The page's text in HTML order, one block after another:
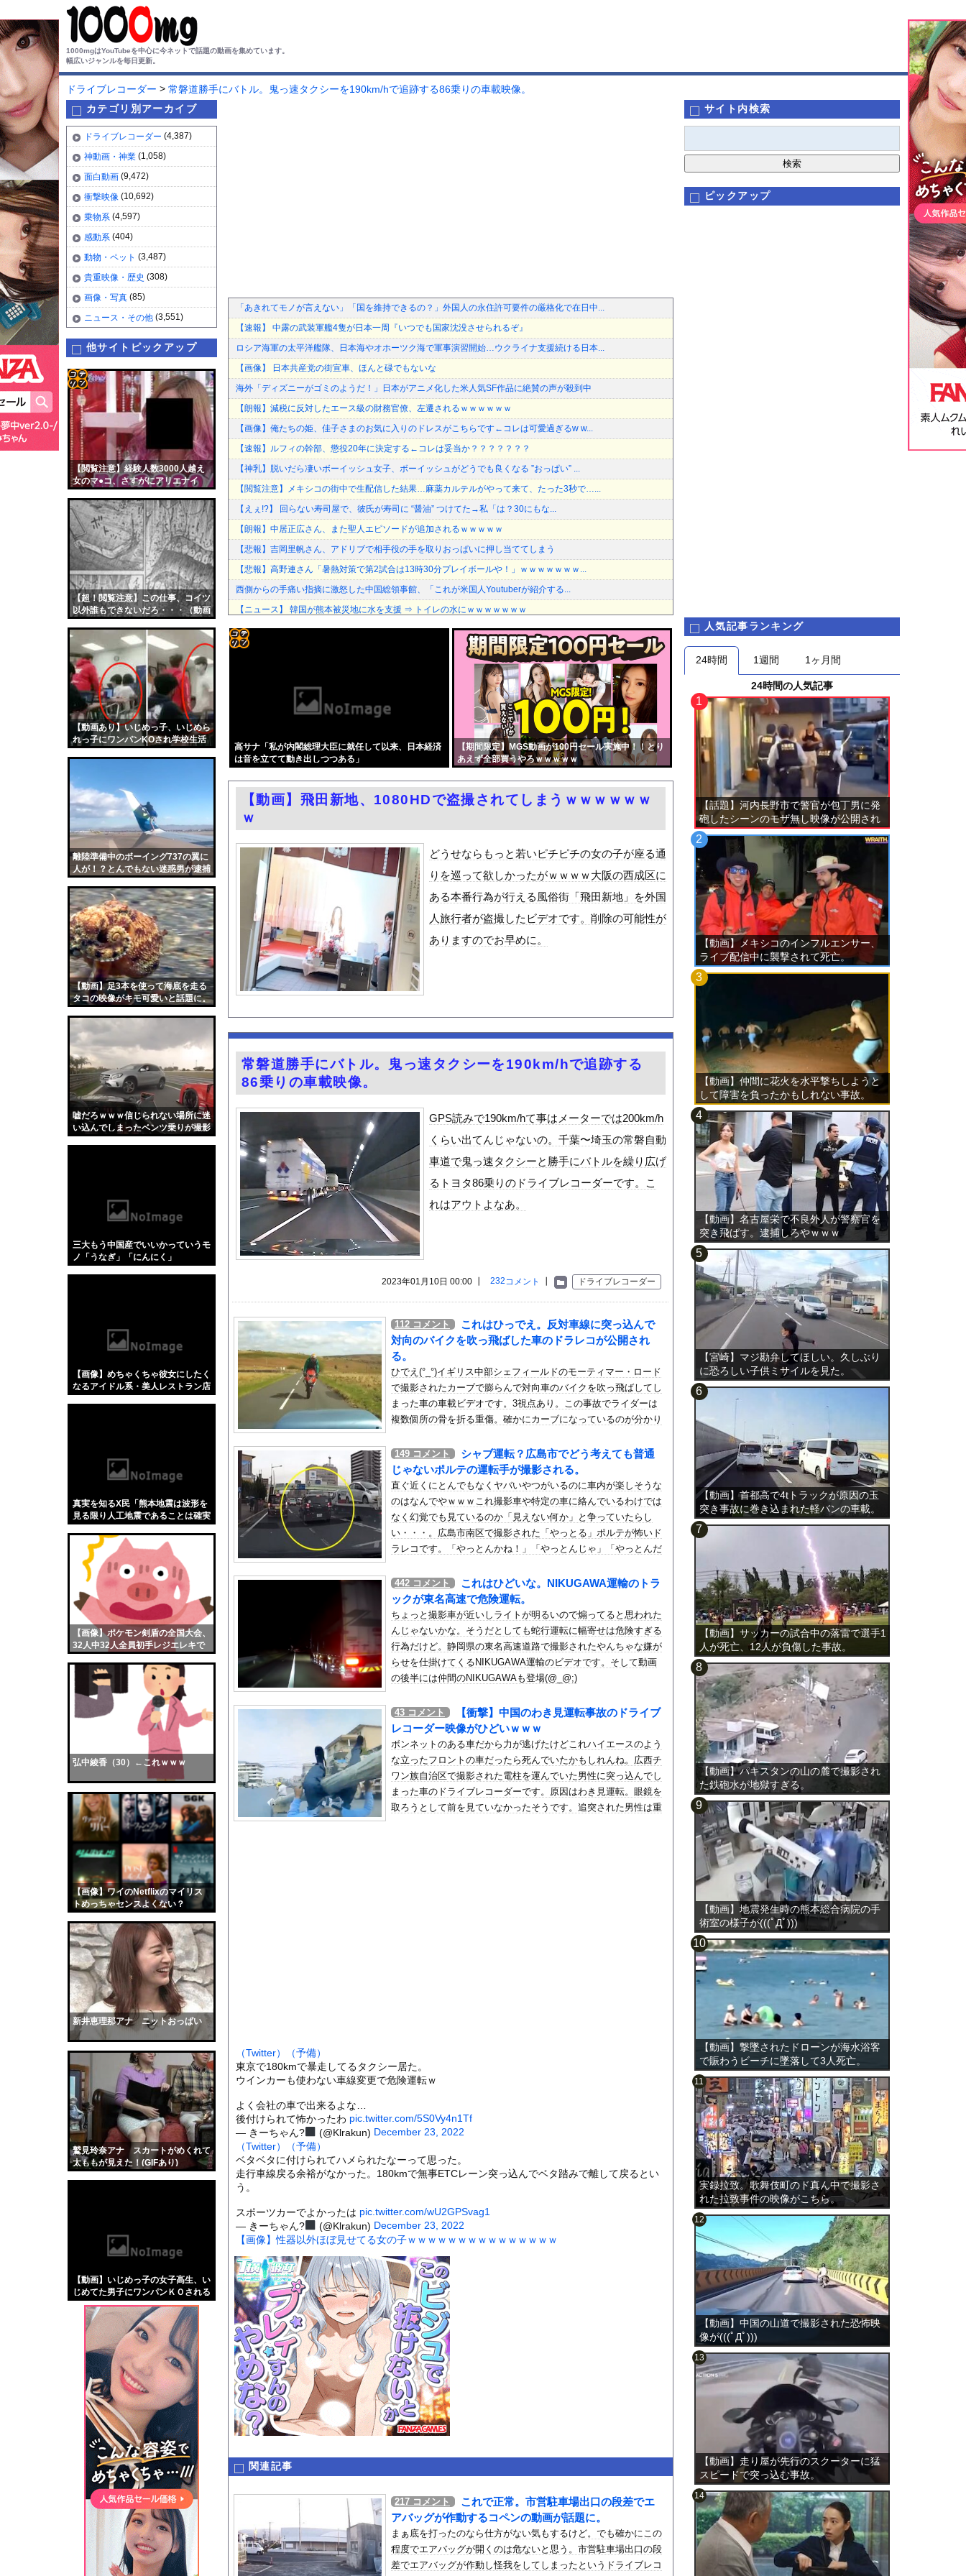
1000mgはYouTubeを中心に今ネットで話題の動画を集めています。
幅広いジャンルを毎日更新。
ドライブレコーダー > 常磐道勝手にバトル。鬼っ速タクシーを190km/hで追跡する86乗りの車載映像。
カテゴリ別アーカイブ
ドライブレコーダー (4,387)
神動画・神業 (1,058)
面白動画 (9,472)
衝撃映像 (10,692)
乗物系 (4,597)
感動系 (404)
動物・ペット (3,487)
貴重映像・歴史 (308)
画像・写真 (85)
ニュース・その他 (3,551)
他サイトピックアップ
【閲覧注意】経験人数3000人越え
女のマ●コ、さすがにアリエナイ
【超！閲覧注意】この仕事、コイツ
以外誰もできないだろ・・・（動画
【動画あり】いじめっ子、いじめら
れっ子にワンパンKOされ学校生活
離陸準備中のボーイング737の翼に
人が！？とんでもない迷惑男が逮捕
【動画】足3本を使って海底を走る
タコの映像がキモ可愛いと話題に。
嘘だろｗｗｗ信じられない場所に迷
い込んでしまったベンツ乗りが撮影
三大もう中国産でいいかっていうモ
ノ「うなぎ」「にんにく」
【画像】めちゃくちゃ彼女にしたく
なるアイドル系・美人レストラン店
真実を知るX民「熊本地震は波形を
見る限り人工地震であることは確実
【画像】ポケモン剣盾の全国大会、
32人中32人全員初手レジエレキで
弘中綾香（30）←これｗｗｗ
【画像】ワイのNetflixのマイリス
トめっちゃセンスよくない？
新井恵理那アナ ニットおっぱい
鷲見玲奈アナ スカートがめくれて
太ももが見えた！(GIFあり)
【動画】いじめっ子の女子高生、い
じめてた男子にワンパンＫＯされる
ｗｗｗｗｗｗ
コテ
リン
- 固
定リ
ンク
自動
更新
ツー
ル
「あきれてモノが言えない」「国を維持できるの？」外国人の永住許可要件の厳格化で在日中...
【速報】 中露の武装軍艦4隻が日本一周『いつでも国家沈没させられるぞ』
ロシア海軍の太平洋艦隊、日本海やオホーツク海で軍事演習開始…ウクライナ支援続ける日本...
【画像】 日本共産党の街宣車、ほんと碌でもないな
海外「ディズニーがゴミのようだ！」日本がアニメ化した米人気SF作品に絶賛の声が殺到中
【朗報】減税に反対したエース級の財務官僚、左遷されるｗｗｗｗｗｗ
【画像】俺たちの姫、佳子さまのお気に入りのドレスがこちらです←コレは可愛過ぎるw w...
【速報】ルフィの幹部、懲役20年に決定する←コレは妥当か？？？？？？？
【神乳】脱いだら凄いボーイッシュ女子、ボーイッシュがどうでも良くなる ”おっぱい” ...
【閲覧注意】メキシコの街中で生配信した結果…麻薬カルテルがやって来て、たった3秒で…...
【えぇ!?】 回らない寿司屋で、彼氏が寿司に “醤油” つけてた→私「は？30にもな...
【朗報】中居正広さん、また聖人エピソードが追加されるｗｗｗｗｗ
【悲報】吉岡里帆さん、アドリブで相手役の手を取りおっぱいに押し当ててしまう
【悲報】高野連さん「暑熱対策で第2試合は13時30分プレイボールや！」ｗｗｗｗｗｗｗ...
西側からの手痛い指摘に激怒した中国総領事館、「これが米国人Youtuberが紹介する...
【ニュース】 韓国が熊本被災地に水を支援 ⇒ トイレの水にｗｗｗｗｗｗｗ
【総務省人事】エース級の財務官僚・一松旬氏が“異例転出”へ 官邸幹部「協力的でなかっ...
似鳥沙也加、ヌード写真集がエロい！乳首おっぱい露出ショット、最高！
メキシコ最大級の麻薬カルテルのリーダーの情報提供で報奨金約39億円！
【朗報】ぐらんぶるのヒロイン、遂にデレるwwww
【大阪】マスコミ「警察官が発砲し“刃物男”死亡！」 → ネットで拡散された現場の無修...
【悲報】東京都民「助けて。通勤時間減らしたいのに都心の近くが最低10万払わないと住め...
【緊急】明日「銀だこ」がガチに過去最大レベルに混みそうwwwwwwwwwwwwwww...
職場の人妻と不倫をして、ついに、、、
エロ漫画『この気持ちの名前を教えて』をrawやhitomiを使わずに無料で読む方法│...
ちとせよしのさん(26)の限界突破のドスケベ尻 part2
実証実験都市「ウーブン・シティ」が一般の居住希望者の募集開始 すでにトヨタ関係者が居...
QRコード決済やタブレットなどを使いこなせない人も居るという話・・・
中国「台風接近！」台風13号「三峡直撃予測」中国「上流大洪水！（三峡上流」中国都市「...
韓国国会、サッカー前代表監督を追及「なぜ負けたのか」
日本旅行キャンセルすべきか…1万年ぶり史上最大級の火山の兆し＝韓国の反応
うちのネコが目の前にいた。私が上に物を投げるフリをする → 猫はこうなります…
左後輪がバースト…新東名でキャンピングカーが中央分離帯に衝突し横転
シャウエッセン公式、またこういうのでいい丼をポスト
堤礼実アナ ノースリーブ！！
【自動車保険】任意保険に加入しない層の考え方「金無きゃ払わなくてすむので入り損」
積水ハウス「地面師に55億円騙し取られた…」 ワイ「はえーかわいそう…会社滅茶苦茶や...
【速報】れいわ新選組、新たな党名は「いのちの党」 略称は「いのち」
【悲報】日産e-power、無給油で1980km走行しギネス記録を達成！！→スタート...
【悲報】上沼恵美子ブチギレ「簡単にそうめん作れ言うけど、そうめん作りて地獄なんよ」
FANZAで夏の動画50％OFFキャンペーン第4弾が始まったぞー！
『Re：ゼロから始める異世界生活』60話感想 氷上のバトル！レグルスの権能とは！
【画像】キス釣りするんや
【Xの車窓から】オービスかと思ったら野生の炊飯器で草 ほか
【ポロリ悲話】ネットで拡散してるおっぱいポロリ動画、何故か叩かれる・・・
【衝撃】「かわいい虫」ランキング、ついに発表される
高市首相の熊本視察動画にケチを付けたタレント、「正体バレバレよな」と黒電話の呼び方で...
【悲報】みいちゃんの作者さん、泣いてしまう???? （※画像あり）
外国人「2026年バロンドールは誰が受賞すべき?」エンバペ、今季無冠でも初受賞か!?...
【にじさんじ】 やしきず、スプラトゥーンレイダース本編そっちのけで極悪ミニゲームを極...
長男嫁が「お姉ちゃん助けて」と電話してきた。バカトメが、雪の中うちの息子に会いに来よ...
「住信SBI」が「ドコモの銀行」に変わってうんざりしてるやつｗｗｗｗｗｗｗ
【にじさんじ】8月18日(火)21:00から、レヴィ・エリファ3Dライブ「人間燦歌」...
【ホロライブ】シャインマスカットとかいう物体贈答品として優秀すぎるよな他
Anduril社が自律型ティルトローター攻撃ドローンのコンセプトで衝撃を与える！
【動画】走り屋が先行のスクーターに猛スピードで突っ込む事故。
【動画】両方馬鹿（笑）ミニストップでトラックと衝突したドラレコが（ノ∇`）
【悲報】米倉涼子さん、フライデーに不意討ちされてしまうｗｗｗｗｗ（画像あり）
欧州「日本だけ反則だろ…」 世界の『日本びいき』にヨーロッパ全土から不満の声
海外「新キャラもヤバいｗ」ヤニねこ第6話の海外反応
【乞食速報】メキシコ麻薬カルテルのリーダーの情報提供で39億円！お前ら急げ！
【画像】おまえらくんの机がこの女の子の椅子にされてたらｗｗｗ
【画像】この女優さん、可愛すぎる
【朗報】齋藤飛鳥、前屈みで完全に見えてる動画が拡散されてしまう…
海外「日本よ、お前がナンバーワンだ」 熊本地震直後の日本の対応のスピードに世界が衝撃
勇気を出して白人美女にチン凸したアジア人短小男
、爆笑されてしまうｗｗｗ
10年もの間浮気してた嫁。まさかと思い長男のDNA鑑定をするがいいな？と問うと、元嫁...
ウクライナ侵攻以降、ロシア軍兵士のHIV感染が2000％急増…ウクライナメディア！
【配信者】「金バエ」のSNS更新が1週間途絶え、様々な憶測が飛び交う。1週間ぶりの投...
【画像】女の子「危機管理フォーーーーム！！！」
赤ちゃんがハンモックで寝ていた。淡々と静かに作業中 → 無心な労働者の顔はこちらです...
ピューリッツァー賞学者が警告する「2050年、文明崩壊」のシナリオとは？核戦争でも疫...
全く泳げない人がウォータースライダーをやるとこうなる
【動画】サーフィンでチューブライディング、チューブの中からの映像が凄い
【黒歴史】こういう昔の大学ヤリサーの流出エロ動画（顔出し）が一番抜ける
韓国人「安貞桓が韓国代表に激怒！『惨憺たる結果、徹底的な刷新が必要だ』と監督や協会を...
ケンタッキーとか言う唐揚げ屋ｗｗｗｗｗ
【悲報】味噌ラーメンで行列、出来ない
【中国】男の子が爆竹に点火 マンホールが爆発しふた吹き飛ぶ
【画像】伊藤舞雪とかいうＡＶ女優ｗｗｗｗｗｗｗｗｗｗw
【緊急】肛門にスティックのり入れたけど出てこないの！！
お知らせ
【動画】高速道路を走行中の車からリアガラスが飛んでくる事故(ﾟoﾟ)
Powered by livedoor 相互RSS
このページは1000mgが管理しています。 RSS設定 更新順130件まで。それ以降の古いものは表
示されません。
高サナ「私が内閣総理大臣に就任して以来、日本経済
は音を立てて動き出しつつある」
【期間限定】MGS動画が100円セール実施中！！とり
あえず全部買うやろｗｗｗｗｗ
自動
更新
【動画】飛田新地、1080HDで盗撮されてしまうｗｗｗｗｗｗ
ｗ
どうせならもっと若いピチピチの女の子が座る通
りを巡って欲しかったがｗｗｗｗ大阪の西成区に
ある本番行為が行える風俗街「飛田新地」を外国
人旅行者が盗撮したビデオです。削除の可能性が
ありますのでお早めに。
常磐道勝手にバトル。鬼っ速タクシーを190km/hで追跡する
86乗りの車載映像。
GPS読みで190km/hて事はメーターでは200km/h
くらい出てんじゃないの。千葉〜埼玉の常磐自動
車道で鬼っ速タクシーと勝手にバトルを繰り広げ
るトヨタ86乗りのドライブレコーダーです。こ
れはアウトよなあ。
ドライブレコーダー
232コメント
2023年01月10日 00:00 ┃
112 コメント
これはひっでえ。反対車線に突っ込んで
対向のバイクを吹っ飛ばした車のドラレコが公開され
る。
ひでえ(°_°)イギリス中部シェフィールドのモーティマー・ロード
で撮影されたカーブで膨らんで対向車のバイクを吹っ飛ばしてし
まった車の車載ビデオです。3視点あり。この事故でライダーは
複数個所の骨を折る重傷。確かにカーブになっているのが分かり
ルの運転手は危険な運転をしていたとして1年4カ月間の投獄と3
年間の運転禁止が言い渡されたそうです。
149 コメント
シャブ運転？広島市でどう考えても普通
じゃないポルテの運転手が撮影される。
直ぐ近くにとんでもなくヤバいやつがいるのに車内が楽しそうな
のはなんでやｗｗｗこれ撮影車や特定の車に絡んでいるわけでは
なく幻覚でも見ているのか「見えない何か」と争っていたらし
い・・・。広島市南区で撮影された「やっとる」ポルテが怖いド
ラレコです。「やっとんかね！」「やっとんじゃ」「やっとんだ
どシャブが溢れているの？(´･_･`)
442 コメント
これはひどいな。NIKUGAWA運輸のトラ
ックが東名高速で危険運転。
ちょっと撮影車が近いしライトが明るいので煽ってると思われた
んじゃないかな。そうだとしても蛇行運転に幅寄せは危険すぎる
行為だけど。静岡県の東名高速道路で撮影されたやんちゃな嫌が
らせを仕掛けてくるNIKUGAWA運輸のビデオです。そして動画
の後半には仲間のNIKUGAWAも登場(@_@;)
43 コメント
【衝撃】中国のわき見運転事故のドライブ
レコーダー映像がひどいｗｗｗ
ボンネットのある車だから力が逃げたけどこれハイエースのよう
な立ったフロントの車だったら死んでいたかもしれんね。広西チ
ワン族自治区で撮影された電柱を運んでいた男性に突っ込んでし
まった車のドライブレコーダーです。原因はわき見運転。眼鏡を
取ろうとして前を見ていなかったそうです。追突された男性は重
（Twitter）
（予備）
東京で180kmで暴走してるタクシー居た。
ウインカーも使わない車線変更で危険運転ｗ
よく会社の車で出来るよな…
後付けられて怖かったわ pic.twitter.com/5S0Vy4n1Tf
— きーちゃん?‍
(@Klrakun) December 23, 2022
（Twitter）
（予備）
ベタベタに付けられてハメられたなーって思った。
走行車線戻る余裕がなかった。180kmで無事ETCレーン突っ込んでベタ踏みで離して戻るとい
う。
スポーツカーでよかったは pic.twitter.com/wU2GPSvag1
— きーちゃん?‍
(@Klrakun) December 23, 2022
【画像】性器以外ほぼ見せてる女の子ｗｗｗｗｗｗｗｗｗｗｗｗｗｗｗ
関連記事
217 コメント
これで正常。市営駐車場出口の段差でエ
アバッグが作動するコペンの動画が話題に。
まぁ底を打ったのなら仕方がない気もするけど。でも確かにこの
程度でエアバッグが開くのは危ないと思う。市営駐車場出口の段
差でエアバッグが作動し怪我をしてしまったというドライブレコ
サイト内検索
ピックアップ
人気記事ランキング
24時間 1週間 1ヶ月間
24時間の人気記事
【話題】河内長野市で警官が包丁男に発
砲したシーンのモザ無し映像が公開され
る。
【動画】メキシコのインフルエンサー、
ライブ配信中に襲撃されて死亡。
【動画】仲間に花火を水平撃ちしようと
して障害を負ったかもしれない事故。
【動画】名古屋栄で不良外人が警察官を
突き飛ばす。逮捕しろやｗｗｗ
【宮崎】マジ勘弁してほしい。久しぶり
に恐ろしい子供ミサイルを見た。
【動画】首都高で4tトラックが原因の玉
突き事故に巻き込まれた軽バンの車載。
【動画】サッカーの試合中の落雷で選手1
人が死亡、12人が負傷した事故。
【動画】パキスタンの山の麓で撮影され
た鉄砲水が地獄すぎる。
【動画】地震発生時の熊本総合病院の手
術室の様子が(((ﾟДﾟ)))
【動画】撃墜されたドローンが海水浴客
で賑わうビーチに墜落して3人死亡。
実録拉致。歌舞伎町のド真ん中で撮影さ
れた拉致事件の映像がこちら。
【動画】中国の山道で撮影された恐怖映
像が(((ﾟДﾟ)))
【動画】走り屋が先行のスクーターに猛
スピードで突っ込む事故。